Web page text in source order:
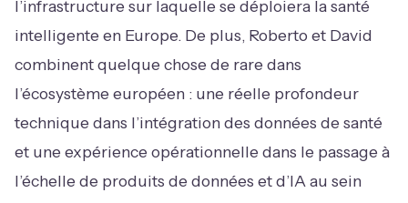
l’infrastructure sur laquelle se déploiera la santé
intelligente en Europe. De plus, Roberto et David
combinent quelque chose de rare dans
l’écosystème européen : une réelle profondeur
technique dans l’intégration des données de santé
et une expérience opérationnelle dans le passage à
l’échelle de produits de données et d’IA au sein